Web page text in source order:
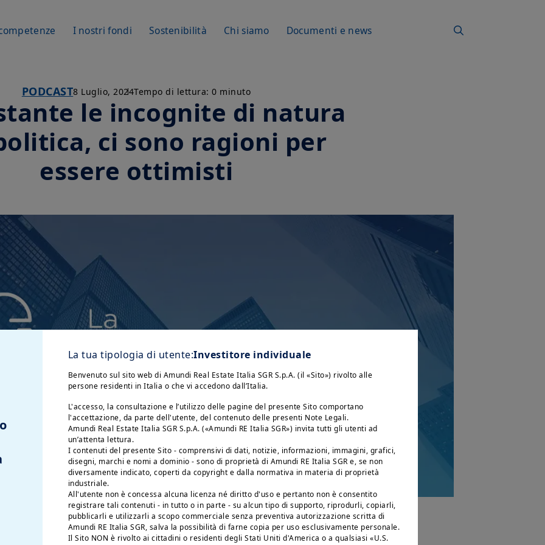
I nostri fondi Sostenibilità Chi siamo Documenti e news
PODCAST8 Luglio, 2024Tempo di lettura: 0 minuto
le incognite di natura
ci sono ragioni per
essere ottimisti
dei tassi di interesse sia favorevole, ma sui mercati azionari i risultati
variabili critiche per il resto dell'anno.Ascolta l’aggiornamento del 8°
La tua tipologia di utente:Investitore individuale
Benvenuto sul sito web di Amundi Real Estate Italia SGR S.p.A. (il «Sito») rivolto alle
persone residenti in Italia o che vi accedono dall’Italia.
L'accesso, la consultazione e l’utilizzo delle pagine del presente Sito comportano
l'accettazione, da parte dell'utente, del contenuto delle presenti Note Legali.
Amundi Real Estate Italia SGR S.p.A. («Amundi RE Italia SGR») invita tutti gli utenti ad
un’attenta lettura.
I contenuti del presente Sito - comprensivi di dati, notizie, informazioni, immagini, grafici,
disegni, marchi e nomi a dominio - sono di proprietà di Amundi RE Italia SGR e, se non
diversamente indicato, coperti da copyright e dalla normativa in materia di proprietà
industriale.
All'utente non è concessa alcuna licenza né diritto d'uso e pertanto non è consentito
registrare tali contenuti - in tutto o in parte - su alcun tipo di supporto, riprodurli, copiarli,
pubblicarli e utilizzarli a scopo commerciale senza preventiva autorizzazione scritta di
Amundi RE Italia SGR, salva la possibilità di farne copia per uso esclusivamente personale.
Il Sito NON è rivolto ai cittadini o residenti degli Stati Uniti d'America o a qualsiasi «U.S.